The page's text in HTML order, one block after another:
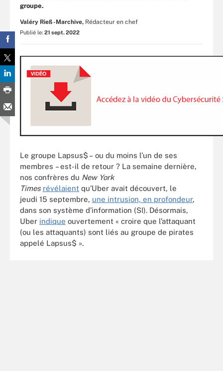
groupe.
Valéry Rieß-Marchive, Rédacteur en chef
Publié le: 21 sept. 2022
Le groupe Lapsus$ – ou du moins l’un de ses
membres – est-il de retour ? La semaine dernière,
nos confrères du New York
Times révélaient qu’Uber avait découvert, le
jeudi 15 septembre, une intrusion, en profondeur,
dans son système d’information (SI). Désormais,
Uber indique ouvertement « croire que l’attaquant
(ou les attaquants) sont liés au groupe de pirates
appelé Lapsus$ ».